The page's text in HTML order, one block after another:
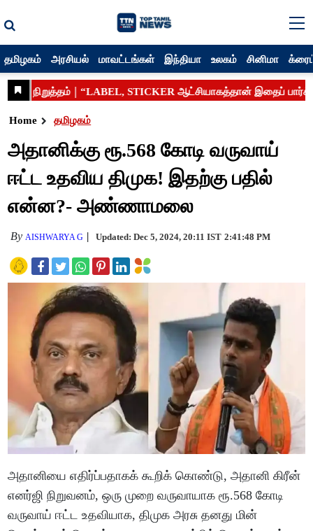
தமிழகம் அரசியல் மாவட்டங்கள் இந்தியா உலகம் சினிமா
Home தமிழகம்
அதானிக்கு ரூ.568 கோடி வருவாய்
ஈட்ட உதவிய திமுக! இதற்கு பதில்
என்ன?- அண்ணாமலை
By AISHWARYA G Updated: Dec 5, 2024, 20:11 IST 2:41:48 PM
அதானியை எதிர்ப்பதாகக் கூறிக் கொண்டு, அதானி கிரீன்
எனர்ஜி நிறுவனம், ஒரு முறை வருவாயாக ரூ.568 கோடி
வருவாய் ஈட்ட உதவியாக, திமுக அரசு தனது மின்